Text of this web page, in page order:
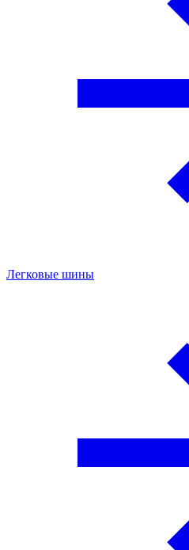
Легковые шины